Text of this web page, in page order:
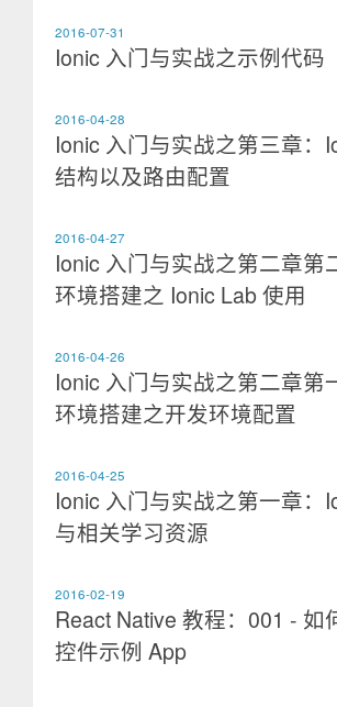
2016-07-31
Ionic 入门与实战之示例代码
2016-04-28
Ionic 入门与实战之第三章：
结构以及路由配置
2016-04-27
Ionic 入门与实战之第二章第
环境搭建之 Ionic Lab 使用
2016-04-26
Ionic 入门与实战之第二章第
环境搭建之开发环境配置
2016-04-25
Ionic 入门与实战之第一章：
与相关学习资源
2016-02-19
React Native 教程：001 - 如
控件示例 App